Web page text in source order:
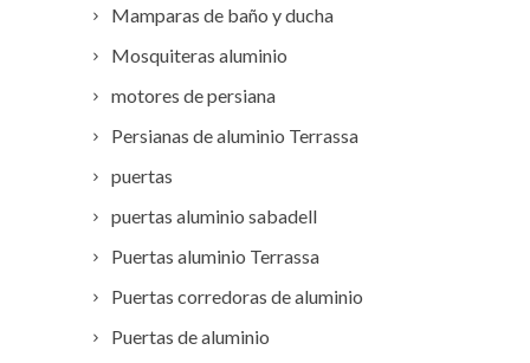
Mamparas de baño y ducha
Mosquiteras aluminio
motores de persiana
Persianas de aluminio Terrassa
puertas
puertas aluminio sabadell
Puertas aluminio Terrassa
Puertas corredoras de aluminio
Puertas de aluminio